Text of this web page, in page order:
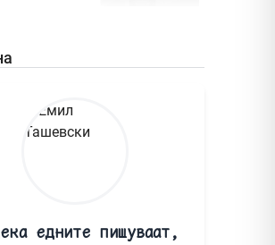
едните пишуваат,